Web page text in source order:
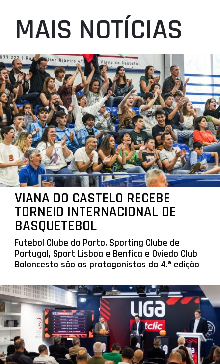
MAIS NOTÍCIAS
VIANA DO CASTELO RECEBE
TORNEIO INTERNACIONAL DE
BASQUETEBOL
Futebol Clube do Porto, Sporting Clube de
Portugal, Sport Lisboa e Benfica e Oviedo Club
Baloncesto são os protagonistas da 4.ª edição